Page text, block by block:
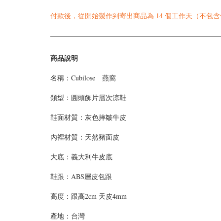
付款後，從開始製作到寄出商品為 14 個工作天（不包含
商品說明
名稱：Cubilose 燕窩
類型：圓頭飾片層次涼鞋
鞋面材質：灰色摔皺牛皮
內裡材質：天然豬面皮
大底：義大利牛皮底
鞋跟：ABS層皮包跟
高度：跟高2cm 天皮4mm
產地：台灣